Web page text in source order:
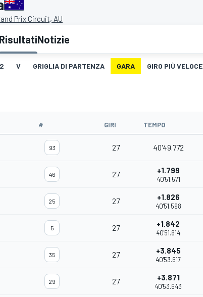
Prix Circuit, AU
RisultatiNotizie
V GRIGLIA DI PARTENZA GARA GIRO PIÙ VELOCE
# GIRI TEMPO
93 27 40'49.772
46 27 +1.799
40'51.571
25 27 +1.826
40'51.598
5 27 +1.842
40'51.614
35 27 +3.845
40'53.617
29 27 +3.871
40'53.643